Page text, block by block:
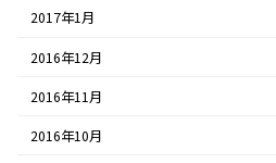
2017年1月
2016年12月
2016年11月
2016年10月